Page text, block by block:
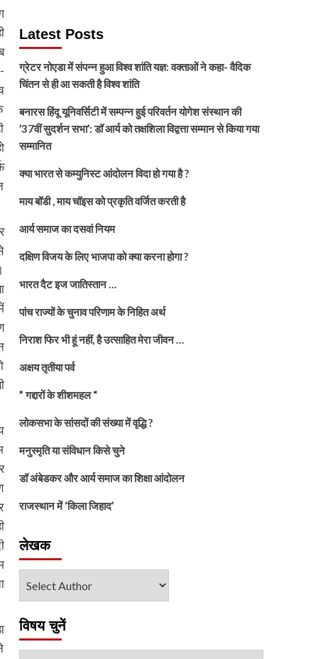
Latest Posts
ग्रेटर नोएडा में संपन्न हुआ विश्व शांति यज्ञ: वक्ताओं ने कहा- वैदिक
चिंतन से ही आ सकती है विश्व शांति
बनारस हिंदू यूनिवर्सिटी में सम्पन्न हुई परिवर्तन योगेश संस्थान की
’37वीं सुदर्शन सभा’: डॉ आर्य को तक्षशिला विद्वत्ता सम्मान से किया गया
सम्मानित
क्या भारत से कम्युनिस्ट आंदोलन विदा हो गया है ?
माय बॉडी , माय चॉइस को प्रकृति वर्जित करती है
आर्य समाज का दसवां नियम
दक्षिण विजय के लिए भाजपा को क्या करना होगा ?
भारत दैट इज जातिस्तान …
पांच राज्यों के चुनाव परिणाम के निहित अर्थ
निराश फिर भी हूं नहीं, है उत्साहित मेरा जीवन …
अक्षय तृतीया पर्व
” गद्दारों के शीशमहल “
लोकसभा के सांसदों की संख्या में वृद्धि ?
मनुस्मृति या संविधान किसे चुने
डॉ अंबेडकर और आर्य समाज का शिक्षा आंदोलन
राजस्थान में ‘किला जिहाद’
लेखक
विषय चुनें